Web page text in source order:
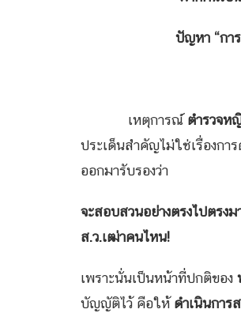
ปัญหา “การฉ้อฉลก
พันตำรวจ
เหตุการณ์ตำรวจห
ประเด็นสำคัญไม่ใช่เรื่องกา
ออกมารับรองว่า
จะสอบสวนอย่างตรงไปตรงม
ส.ว.เฒ่าคนไหน!
เพราะนั่นเป็นหน้าที่ปกติของ
บัญญัติไว้ คือให้ ดำเนินการ